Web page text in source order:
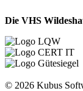
Die VHS
© 2026 Kubus